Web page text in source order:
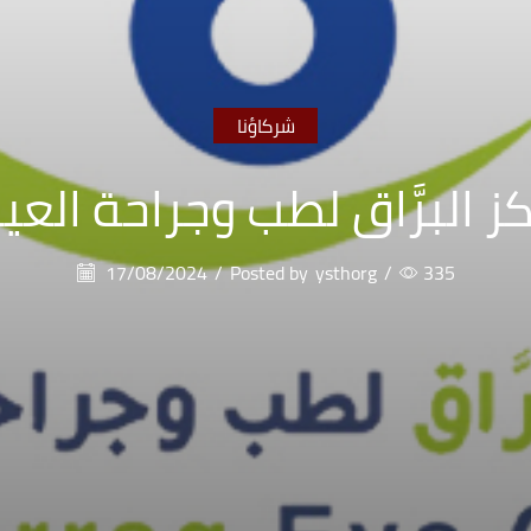
شركاؤنا
البرَّاق لطب وجراحة
17/08/2024 / Posted by ysthorg / 335